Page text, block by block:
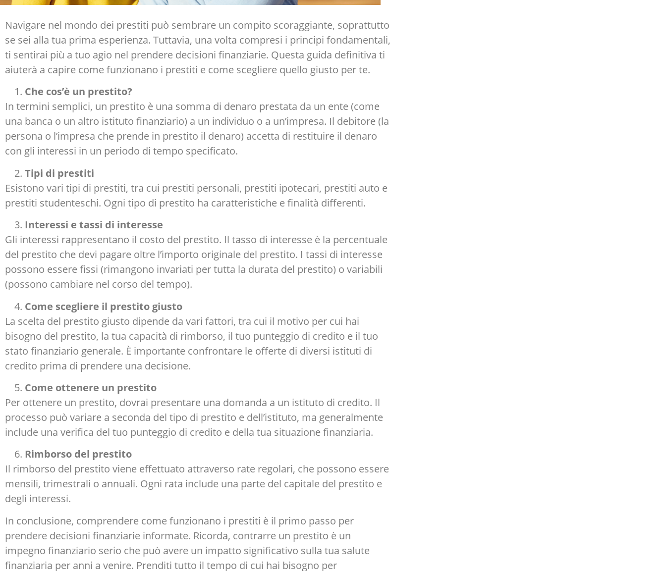
Navigare nel mondo dei prestiti può sembrare un compito scoraggiante, soprattutto
se sei alla tua prima esperienza. Tuttavia, una volta compresi i principi fondamentali,
ti sentirai più a tuo agio nel prendere decisioni finanziarie. Questa guida definitiva ti
aiuterà a capire come funzionano i prestiti e come scegliere quello giusto per te.
Che cos’è un prestito?
In termini semplici, un prestito è una somma di denaro prestata da un ente (come
una banca o un altro istituto finanziario) a un individuo o a un’impresa. Il debitore (la
persona o l’impresa che prende in prestito il denaro) accetta di restituire il denaro
con gli interessi in un periodo di tempo specificato.
Tipi di prestiti
Esistono vari tipi di prestiti, tra cui prestiti personali, prestiti ipotecari, prestiti auto e
prestiti studenteschi. Ogni tipo di prestito ha caratteristiche e finalità differenti.
Interessi e tassi di interesse
Gli interessi rappresentano il costo del prestito. Il tasso di interesse è la percentuale
del prestito che devi pagare oltre l’importo originale del prestito. I tassi di interesse
possono essere fissi (rimangono invariati per tutta la durata del prestito) o variabili
(possono cambiare nel corso del tempo).
Come scegliere il prestito giusto
La scelta del prestito giusto dipende da vari fattori, tra cui il motivo per cui hai
bisogno del prestito, la tua capacità di rimborso, il tuo punteggio di credito e il tuo
stato finanziario generale. È importante confrontare le offerte di diversi istituti di
credito prima di prendere una decisione.
Come ottenere un prestito
Per ottenere un prestito, dovrai presentare una domanda a un istituto di credito. Il
processo può variare a seconda del tipo di prestito e dell’istituto, ma generalmente
include una verifica del tuo punteggio di credito e della tua situazione finanziaria.
Rimborso del prestito
Il rimborso del prestito viene effettuato attraverso rate regolari, che possono essere
mensili, trimestrali o annuali. Ogni rata include una parte del capitale del prestito e
degli interessi.
In conclusione, comprendere come funzionano i prestiti è il primo passo per
prendere decisioni finanziarie informate. Ricorda, contrarre un prestito è un
impegno finanziario serio che può avere un impatto significativo sulla tua salute
finanziaria per anni a venire. Prenditi tutto il tempo di cui hai bisogno per